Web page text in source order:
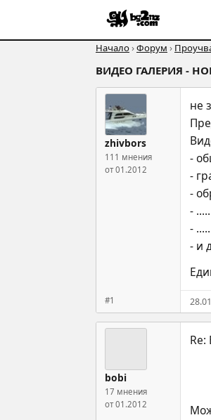
Начало›Форум ›
ВИДЕО ГАЛЕРИЯ -
zhivbors
111 мнения
от 01.2012
#1
не
-
-
-
- .....
- .....
- и
bobi
17 мнения
от 01.2012